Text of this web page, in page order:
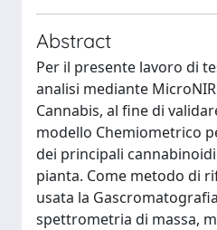
Abstract
Per il presente lavoro di
analisi mediante
Cannabis, al fine di
modello Chemiometrico
dei principali
pianta. Come metodo di
usata la
spettrometria di massa,